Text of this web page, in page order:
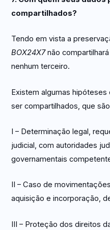
compartilhados?
Tendo em vista a
BOX24X7não
nenhum terceiro.
Existem algumas
ser compartilhados, que
I – Determinação legal,
judicial, com autoridades
governamentais
II – Caso de
aquisição e incorporação,
III – Proteção dos direitos